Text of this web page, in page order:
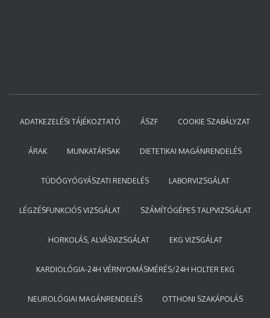
ADATKEZELÉSI TÁJÉKOZTATÓ ÁSZF COOKIE SZABÁLYZAT
ÁRAK MUNKATÁRSAK DIETETIKAI MAGÁNRENDELÉS
TÜDŐGYÓGYÁSZATI RENDELÉS LABORVIZSGÁLAT
LÉGZÉSFUNKCIÓS VIZSGÁLAT SZÁMÍTÓGÉPES TALPVIZSGÁLAT
HORKOLÁS, ALVÁSVIZSGÁLAT EKG VIZSGÁLAT
KARDIOLÓGIA-24H VÉRNYOMÁSMÉRÉS/24H HOLTER EKG
NEUROLÓGIAI MAGÁNRENDELÉS OTTHONI SZAKÁPOLÁS